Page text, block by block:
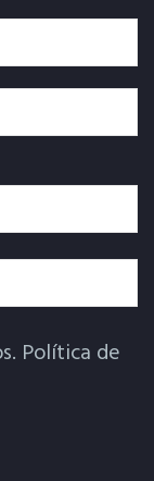
Política de